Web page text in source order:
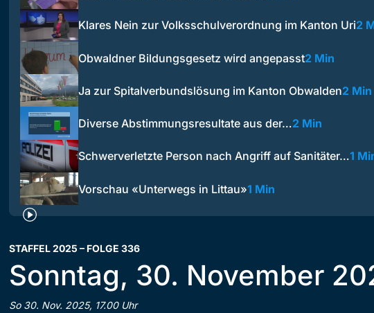
Klares Nein zur Volksschulverordnung im Kanton Uri2
Obwaldner Bildungsgesetz wird angepasst2 Min
Ja zur Spitalverbundslösung im Kanton Obwalden2 Min
Diverse Abstimmungsresultate aus der…2 Min
Schwerverletzte Person nach Angriff auf Sanitäter…1
Vorschau «Unterwegs in Littau»1 Min
STAFFEL 2025 – FOLGE 336
Sonntag, 30. November
So 30. Nov. 2025, 17.00 Uhr